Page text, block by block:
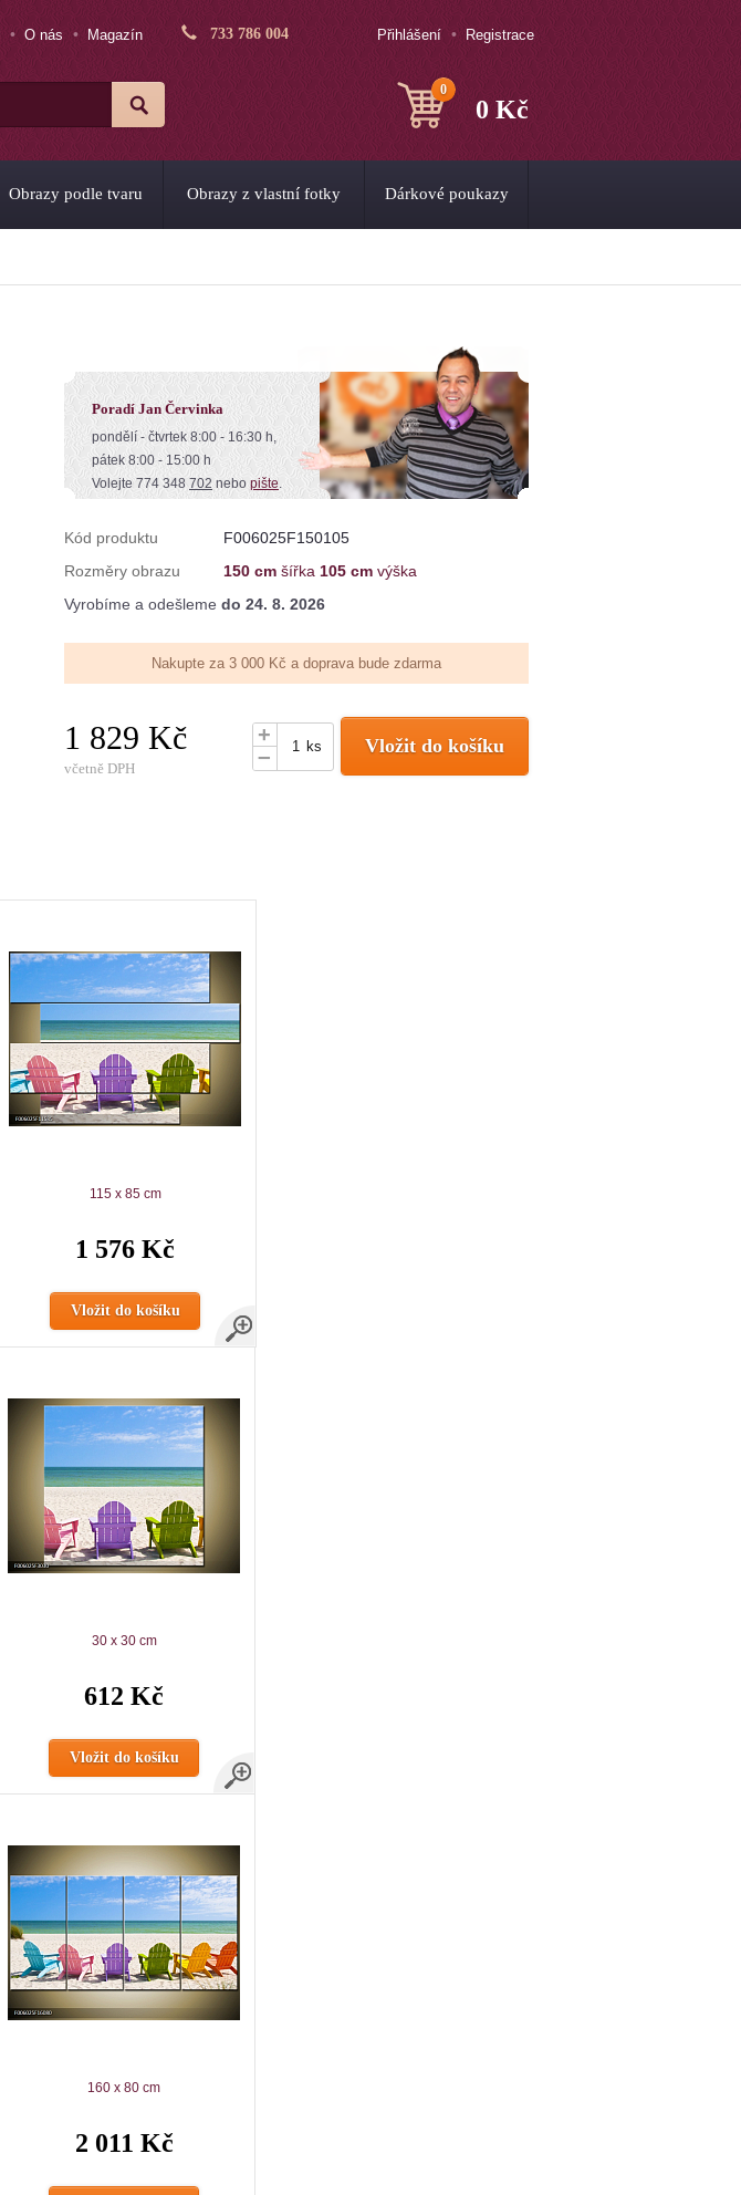
O nás
Magazín
733 786 004 Přihlášení Registrace
0 Kč
0
Obrazy podle tvaru Obrazy z vlastní fotky Dárkové poukazy
Poradí Jan Červinka
pondělí - čtvrtek 8:00 - 16:30 h,
pátek 8:00 - 15:00 h
Volejte 774 348 702 nebo pište.
Kód produktu
F006025F150105
Rozměry obrazu
150 cm šířka 105 cm výška
Vyrobíme a odešleme do 24. 8. 2026
Nakupte za 3 000 Kč a doprava bude zdarma
1 829 Kč
včetně DPH
+
– ks Vložit do košíku
115 x 85 cm
1 576 Kč
Vložit do košíku
30 x 30 cm
612 Kč
Vložit do košíku
160 x 80 cm
2 011 Kč